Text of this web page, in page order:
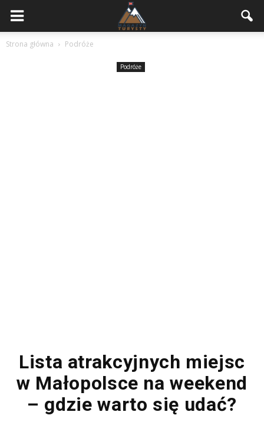
Strona główna Podróże
Podróże
Lista atrakcyjnych miejsc
w Małopolsce na weekend
– gdzie warto się udać?